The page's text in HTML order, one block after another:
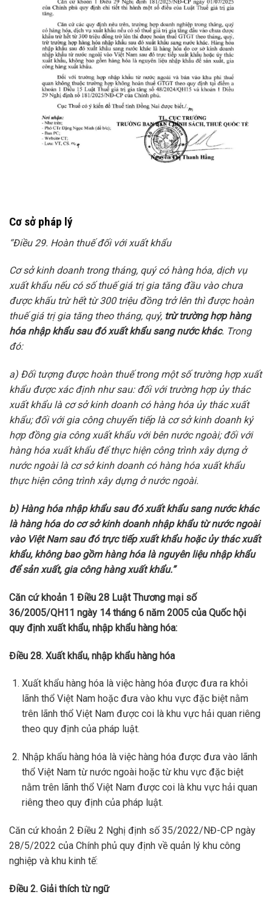
Cơ sở pháp lý
“Điều 29. Hoàn thuế đối với xuất khẩu
Cơ sở kinh doanh trong tháng, quý có hàng hóa, dịch vụ
xuất khẩu nếu có số thuế giá trị gia tăng đầu vào chưa
được khấu trừ hết từ 300 triệu đồng trở lên thì được hoàn
thuế giá trị gia tăng theo tháng, quý, trừ trường hợp hàng
hóa nhập khẩu sau đó xuất khẩu sang nước khác. Trong
đó:
a) Đối tượng được hoàn thuế trong một số trường hợp xuất
khẩu được xác định như sau: đối với trường hợp ủy thác
xuất khẩu là cơ sở kinh doanh có hàng hóa ủy thác xuất
khẩu; đối với gia công chuyển tiếp là cơ sở kinh doanh ký
hợp đồng gia công xuất khẩu với bên nước ngoài; đối với
hàng hóa xuất khẩu để thực hiện công trình xây dựng ở
nước ngoài là cơ sở kinh doanh có hàng hóa xuất khẩu
thực hiện công trình xây dựng ở nước ngoài.
b) Hàng hóa nhập khẩu sau đó xuất khẩu sang nước khác
là hàng hóa do cơ sở kinh doanh nhập khẩu từ nước ngoài
vào Việt Nam sau đó trực tiếp xuất khẩu hoặc ủy thác xuất
khẩu, không bao gồm hàng hóa là nguyên liệu nhập khẩu
để sản xuất, gia công hàng xuất khẩu.”
Căn cứ khoản 1 Điều 28 Luật Thương mại số
36/2005/QH11 ngày 14 tháng 6 năm 2005 của Quốc hội
quy định xuất khẩu, nhập khẩu hàng hóa:
Điều 28. Xuất khẩu, nhập khẩu hàng hóa
Xuất khẩu hàng hóa là việc hàng hóa được đưa ra khỏi
lãnh thổ Việt Nam hoặc đưa vào khu vực đặc biệt nằm
trên lãnh thổ Việt Nam được coi là khu vực hải quan riêng
theo quy định của pháp luật.
Nhập khẩu hàng hóa là việc hàng hóa được đưa vào lãnh
thổ Việt Nam từ nước ngoài hoặc từ khu vực đặc biệt
nằm trên lãnh thổ Việt Nam được coi là khu vực hải quan
riêng theo quy định của pháp luật.
Căn cứ khoản 2 Điều 2 Nghị định số 35/2022/NĐ-CP ngày
28/5/2022 của Chính phủ quy định về quản lý khu công
nghiệp và khu kinh tế:
Điều 2. Giải thích từ ngữ